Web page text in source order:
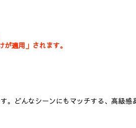
適用」されます。
どんなシーンにもマッチする、高級